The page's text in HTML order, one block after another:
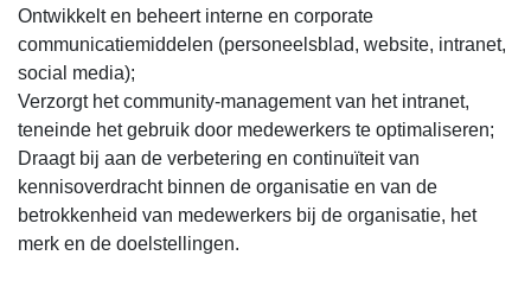
Ontwikkelt en beheert interne en corporate
communicatiemiddelen (personeelsblad, website, intranet,
social media);
Verzorgt het community-management van het intranet,
teneinde het gebruik door medewerkers te optimaliseren;
Draagt bij aan de verbetering en continuïteit van
kennisoverdracht binnen de organisatie en van de
betrokkenheid van medewerkers bij de organisatie, het
merk en de doelstellingen.